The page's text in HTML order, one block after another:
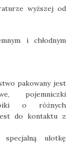
wyższej od
i chłodnym
pakowany jest
pojemniczki
o różnych
do kontaktu z
specjalną ulotkę